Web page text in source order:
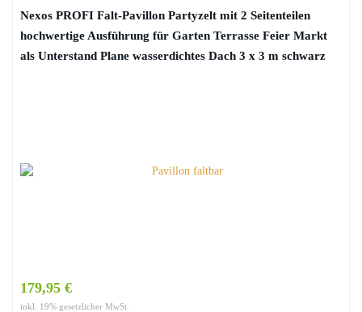
Nexos PROFI Falt-Pavillon Partyzelt mit 2 Seitenteilen
hochwertige Ausführung für Garten Terrasse Feier Markt
als Unterstand Plane wasserdichtes Dach 3 x 3 m schwarz
179,95 €
inkl. 19% gesetzlicher MwSt.